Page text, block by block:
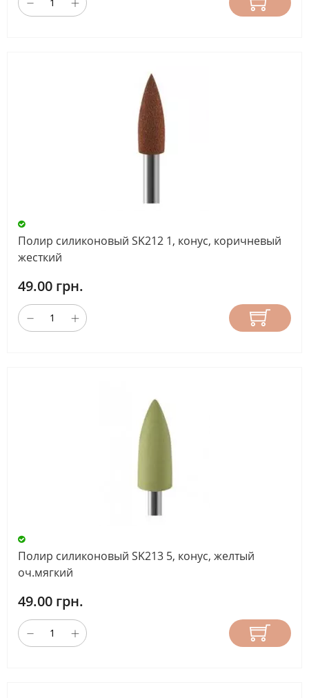
Полир силиконовый SK212 1, конус, коричневый
жесткий
49.00 грн.
Полир силиконовый SK213 5, конус, желтый
оч.мягкий
49.00 грн.